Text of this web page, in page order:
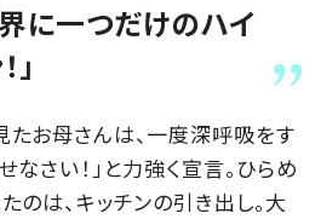
界に一つだけのハイ
お母さんは、一度深呼吸をす
なさい！」と力強く宣言。ひらめ
のは、キッチンの引き出し。大